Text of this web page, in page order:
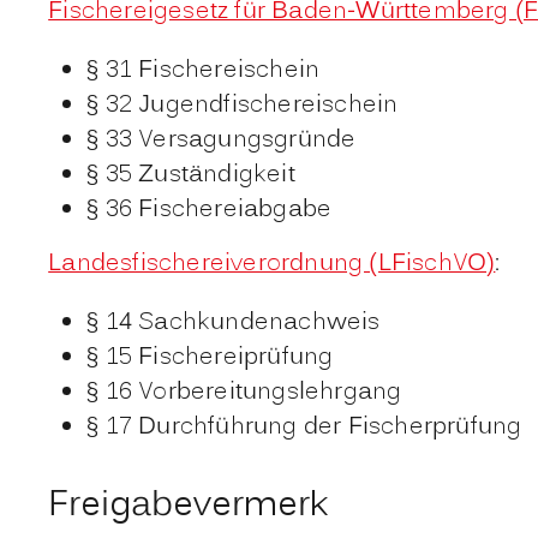
Fischereigesetz für Baden-Württemberg
§ 31 Fischereischein
§ 32 Jugendfischereischein
§ 33 Versagungsgründe
§ 35 Zuständigkeit
§ 36 Fischereiabgabe
Landesfischereiverordnung (LFischVO):
§ 14 Sachkundenachweis
§ 15 Fischereiprüfung
§ 16 Vorbereitungslehrgang
§ 17 Durchführung der Fischerprüfung
Freigabevermerk